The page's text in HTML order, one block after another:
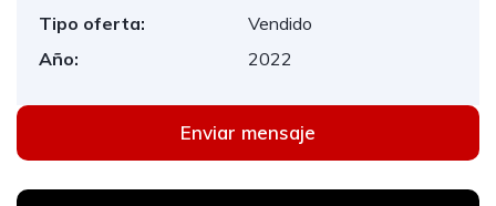
Tipo oferta:
Vendido
Año:
2022
Enviar mensaje